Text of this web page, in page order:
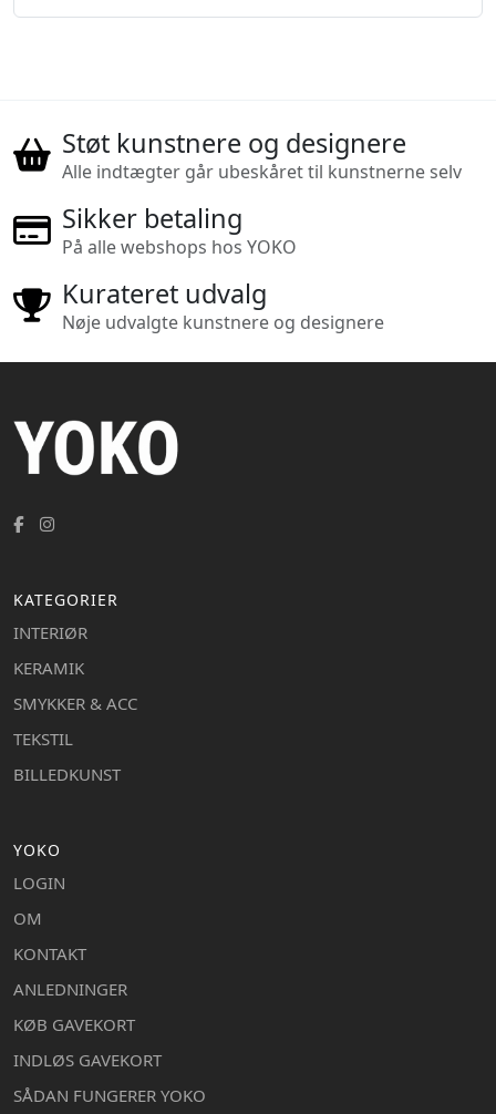
Støt kunstnere og designere
Alle indtægter går ubeskåret til kunstnerne selv
Sikker betaling
På alle webshops hos YOKO
Kurateret udvalg
Nøje udvalgte kunstnere og designere
KATEGORIER
INTERIØR
KERAMIK
SMYKKER & ACC
TEKSTIL
BILLEDKUNST
YOKO
LOGIN
OM
KONTAKT
ANLEDNINGER
KØB GAVEKORT
INDLØS GAVEKORT
SÅDAN FUNGERER YOKO